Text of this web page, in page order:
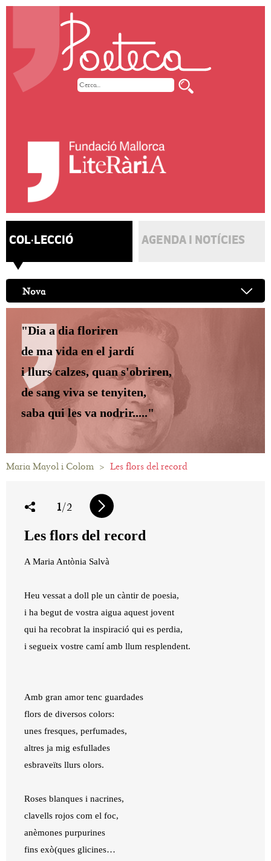
COL·LECCIÓ AGENDA I NOTÍCIES
Nova
"Dia a dia floriren
de ma vida en el jardí
i llurs calzes, quan s'obriren,
de sang viva se tenyiten,
saba qui les va nodrir....."
Maria Mayol i Colom > Les flors del record
1/2
Les flors del record
A Maria Antònia Salvà
Heu vessat a doll ple un càntir de poesia,
i ha begut de vostra aigua aquest jovent
qui ha recobrat la inspiració qui es perdia,
i segueix vostre camí amb llum resplendent.
Amb gran amor tenc guardades
flors de diversos colors:
unes fresques, perfumades,
altres ja mig esfullades
esbraveïts llurs olors.
Roses blanques i nacrines,
clavells rojos com el foc,
anèmones purpurines
fins exò(ques glicines…